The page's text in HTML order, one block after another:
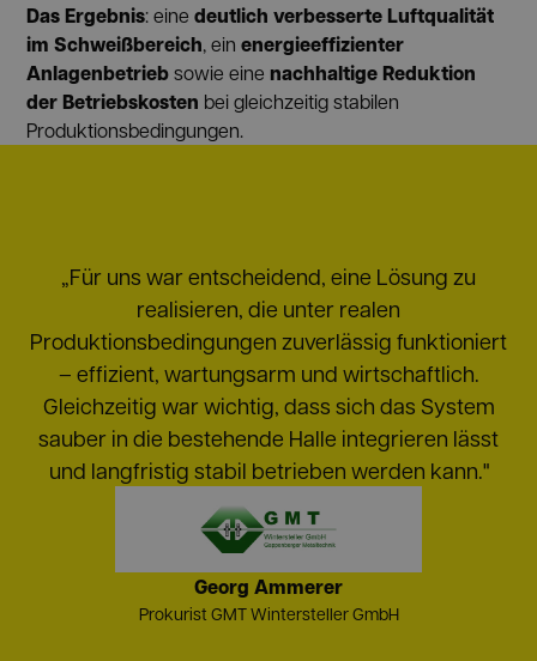
Das Ergebnis: einedeutlich verbesserte Luftqualität
im Schweißbereich, einenergieeffizienter
Anlagenbetriebsowie einenachhaltige Reduktion
der Betriebskosten bei gleichzeitig stabilen
Produktionsbedingungen.
„Für uns war entscheidend, eine Lösung zu
realisieren, die unter realen
Produktionsbedingungen zuverlässig funktioniert
– effizient, wartungsarm und wirtschaftlich.
Gleichzeitig war wichtig, dass sich das System
sauber in die bestehende Halle integrieren lässt
und langfristig stabil betrieben werden kann."
Georg Ammerer
Prokurist GMT Wintersteller GmbH